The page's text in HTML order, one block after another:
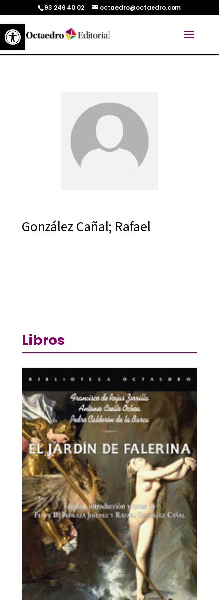
Abrir barra de herramientas
93 246 40 02 octaedro@octaedro.com
González Cañal; Rafael
Libros